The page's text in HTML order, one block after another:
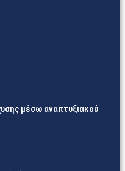
μέσω αναπτυξιακού